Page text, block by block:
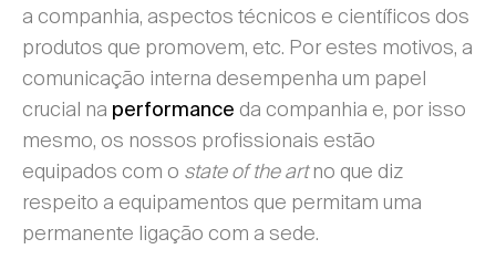
a companhia, aspectos técnicos e científicos dos
produtos que promovem, etc. Por estes motivos, a
comunicação interna desempenha um papel
crucial na performance da companhia e, por isso
mesmo, os nossos profissionais estão
equipados com o state of the artno que diz
respeito a equipamentos que permitam uma
permanente ligação com a sede.